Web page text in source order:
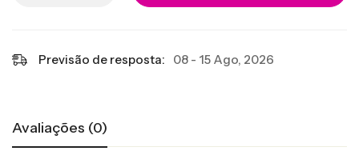
Previsão de resposta: 08 - 15 Ago, 2026
Avaliações (0)